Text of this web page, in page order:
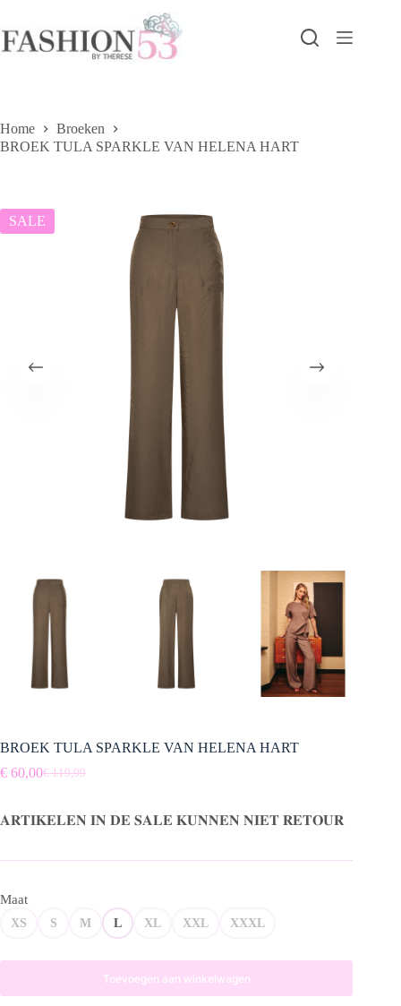
de
inhoud
Home
Broeken
BROEK TULA SPARKLE VAN HELENA HART
SALE
BROEK TULA SPARKLE VAN HELENA HART
€119,99
Oorspronkelijke
was:
€ 119,99.
€ 60,00Huidige
is:
€ 60,00.
𝐀𝐑𝐓𝐈𝐊𝐄𝐋𝐄𝐍 𝐈𝐍 𝐃𝐄 𝐒𝐀𝐋𝐄 𝐊𝐔𝐍𝐍𝐄𝐍 𝐍𝐈𝐄𝐓 𝐑𝐄𝐓𝐎𝐔𝐑
Maat
XS S M L XL XXL XXXL
Toevoegen aan winkelwagen